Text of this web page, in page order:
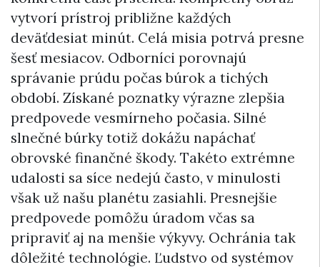
vytvorí prístroj približne každých
deväťdesiat minút. Celá misia potrvá presne
šesť mesiacov. Odborníci porovnajú
správanie prúdu počas búrok a tichých
období. Získané poznatky výrazne zlepšia
predpovede vesmírneho počasia. Silné
slnečné búrky totiž dokážu napáchať
obrovské finančné škody. Takéto extrémne
udalosti sa síce nedejú často, v minulosti
však už našu planétu zasiahli. Presnejšie
predpovede pomôžu úradom včas sa
pripraviť aj na menšie výkyvy. Ochránia tak
dôležité technológie. Ľudstvo od systémov